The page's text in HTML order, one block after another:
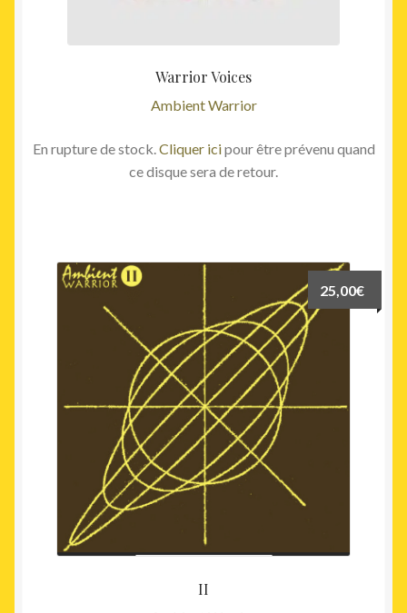
Warrior Voices
Ambient Warrior
En rupture de stock. Cliquer icipour être prévenu quand
ce disque sera de retour.
II
25,00€